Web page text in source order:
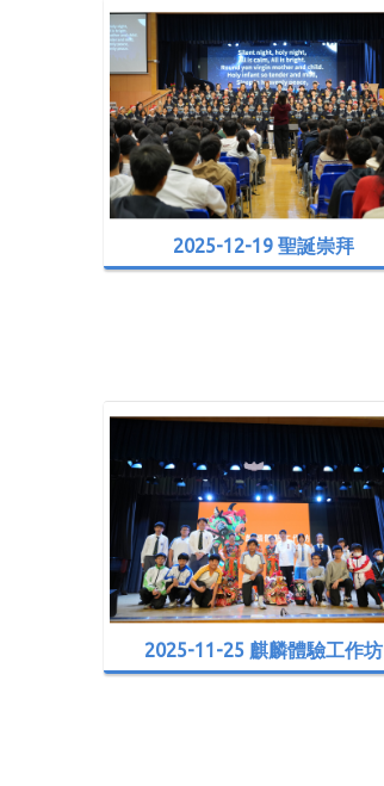
2025-12-19 聖誕崇拜
2025-11-25 麒麟體驗工作坊